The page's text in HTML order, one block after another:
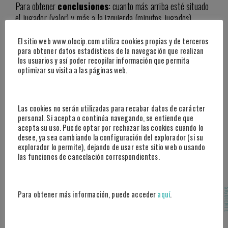
Para obtenerconclusiones: cuanto más arriba esté situado
el jugador (valor) y más a la izquierda (minutos jugados),
tenido menos minutos.
Así, destacaBenzema muy por encima del resto
(+6,98 en 721′). En el FC Barcelona, Depay es el jugador que
Ansu Fati en el conjunto culé, ya que con
solamente 97′disputados es el 4º mejor jugador del
equipo. También es reseñable que los porteros de ambos
equipos, Courtois y Ter Stegen, hasta ahora están penalizando
a sus equipos.
por categorías tenemos que:
El sitio web www.olocip.com utiliza cookies propias y de terceros
para obtener datos estadísticos de la navegación que realizan
los usuarios y así poder recopilar información que permita
optimizar su visita a las páginas web.
Las cookies no serán utilizadas para recabar datos de carácter
personal. Si acepta o continúa navegando, se entiende que
acepta su uso. Puede optar por rechazar las cookies cuando lo
desee, ya sea cambiando la configuración del explorador (si su
explorador lo permite), dejando de usar este sitio web o usando
las funciones de cancelación correspondientes.
Para obtener más información, puede accederaquí.